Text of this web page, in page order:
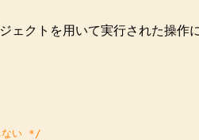
ジェクトを用いて実行された操